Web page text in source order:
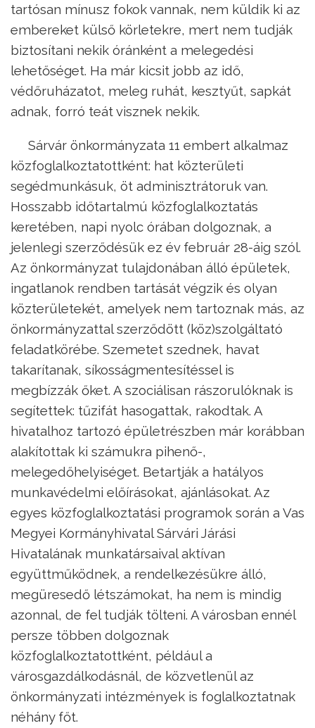
tartósan mínusz fokok vannak, nem küldik ki az
embereket külső körletekre, mert nem tudják
biztosítani nekik óránként a melegedési
lehetőséget. Ha már kicsit jobb az idő,
védőruházatot, meleg ruhát, kesztyűt, sapkát
adnak, forró teát visznek nekik.
Sárvár önkormányzata 11 embert alkalmaz
közfoglalkoztatottként: hat közterületi
segédmunkásuk, öt adminisztrátoruk van.
Hosszabb időtartalmú közfoglalkoztatás
keretében, napi nyolc órában dolgoznak, a
jelenlegi szerződésük ez év február 28-áig szól.
Az önkormányzat tulajdonában álló épületek,
ingatlanok rendben tartását végzik és olyan
közterületekét, amelyek nem tartoznak más, az
önkormányzattal szerződött (köz)szolgáltató
feladatkörébe. Szemetet szednek, havat
takarítanak, síkosságmentesítéssel is
megbízzák őket. A szociálisan rászorulóknak is
segítettek: tűzifát hasogattak, rakodtak. A
hivatalhoz tartozó épületrészben már korábban
alakítottak ki számukra pihenő-,
melegedőhelyiséget. Betartják a hatályos
munkavédelmi előírásokat, ajánlásokat. Az
egyes közfoglalkoztatási programok során a Vas
Megyei Kormányhivatal Sárvári Járási
Hivatalának munkatársaival aktívan
együttműködnek, a rendelkezésükre álló,
megüresedő létszámokat, ha nem is mindig
azonnal, de fel tudják tölteni. A városban ennél
persze többen dolgoznak
közfoglalkoztatottként, például a
városgazdálkodásnál, de közvetlenül az
önkormányzati intézmények is foglalkoztatnak
néhány főt.